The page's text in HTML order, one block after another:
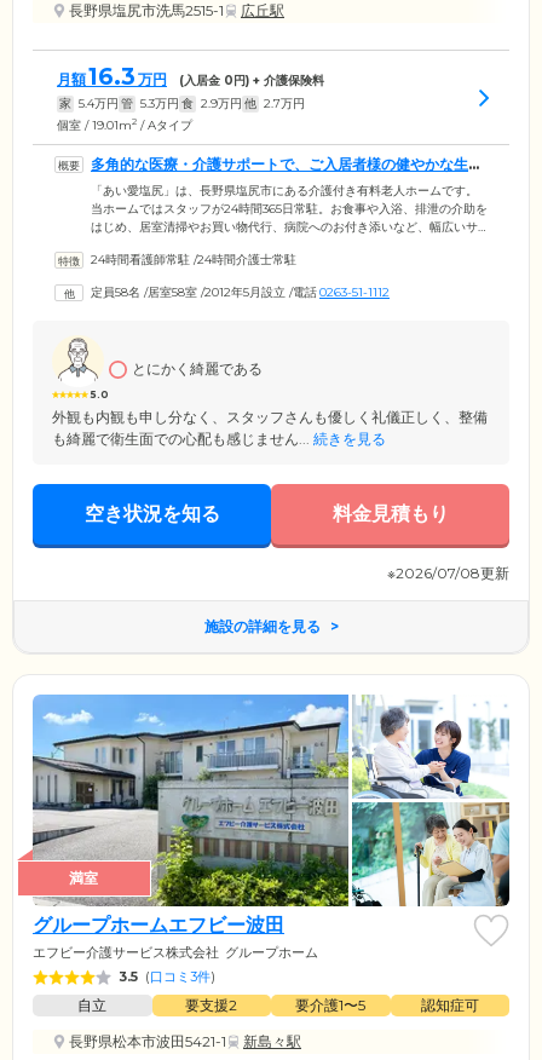
長野県塩尻市洗馬2515-1
広丘駅
月額16.3 万円 (入居金 0円) + 介護保険料
家 5.4万円 管 5.3万円 食 2.9万円 他 2.7万円
個室 / 19.01m2 / Aタイプ
多角的な医療・介護サポートで、ご入居者様の健やかな生活
をお守りします
「あい愛塩尻」は、長野県塩尻市にある介護付き有料老人ホームです。
当ホームではスタッフが24時間365日常駐。お食事や入浴、排泄の介助を
はじめ、居室清掃やお買い物代行、病院へのお付き添いなど、幅広いサ
も安心の環境のため、生活のひととおりのことができる「自立」の方か
です。そのほか、お部屋はプライベートな時間を確保できる個室をご用
24時間看護師常駐 /24時間介護士常駐
定員58名 /居室58室 /2012年5月設立 /電話0263-51-1112
5.0
とにかく綺麗である
外観も内観も申し分なく、スタッフさんも優しく礼儀正しく、整備
も綺麗で衛生面での心配も感じません... 続きを見る
空き状況を知る 料金見積もり
※2026/07/08更新
施設の詳細を見る
満室
グループホームエフビー波田
エフビー介護サービス株式会社 グループホーム
3.5 (口コミ3件)
自立 要支援2 要介護1〜5
認知症可
長野県松本市波田5421-1
新島々駅